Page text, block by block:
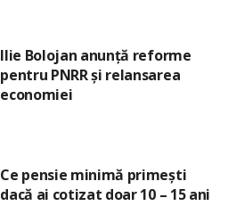
Ilie Bolojan anunță reforme
pentru PNRR și relansarea
economiei
Ce pensie minimă primești
dacă ai cotizat doar 10 – 15 ani